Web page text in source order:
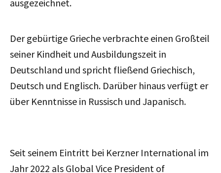
ausgezeichnet.
Der gebürtige Grieche verbrachte einen Großteil
seiner Kindheit und Ausbildungszeit in
Deutschland und spricht fließend Griechisch,
Deutsch und Englisch. Darüber hinaus verfügt er
über Kenntnisse in Russisch und Japanisch.
Seit seinem Eintritt bei Kerzner International im
Jahr 2022 als Global Vice President of